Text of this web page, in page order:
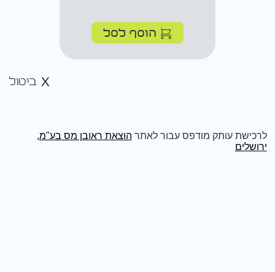
הוסף לסל
ביטול
לרכישת עותק מודפס עבור לאתר הוצאת ראובן מס בע"מ,
ירושלים